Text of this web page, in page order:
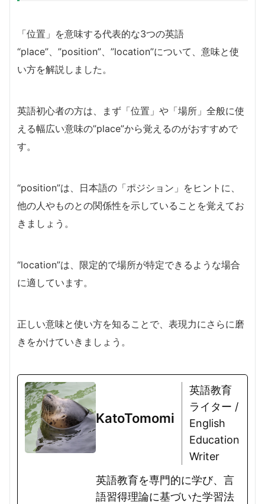
「位置」を意味する代表的な3つの英語
“place”、”position”、”location”について、意味と使
い方を解説しました。
英語初心者の方は、まず「位置」や「場所」全般に使
える幅広い意味の”place”から覚えるのがおすすめで
す。
“position”は、日本語の「ポジション」をヒントに、
他の人やものとの関係性を示していることを覚えてお
きましょう。
“location”は、限定的で場所が特定できるような場合
に適しています。
正しい意味と使い方を知ることで、表現力にさらに磨
きをかけていきましょう。
KatoTomomi
英語教育
ライター /
English
Education
Writer
英語教育を専門的に学び、言
語習得理論に基づいた学習法